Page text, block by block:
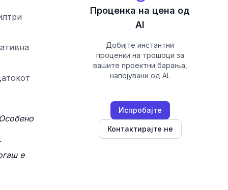
е
Проценка на цена од
AI
Добијте инстантни
проценки на трошоци за
вашите проектни барања,
напојувани од AI.
Испробајте
Контактирајте не